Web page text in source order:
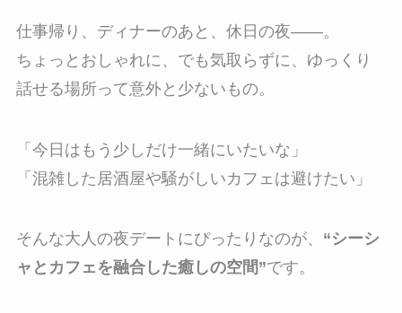
仕事帰り、ディナーのあと、休日の夜——。
ちょっとおしゃれに、でも気取らずに、ゆっくり
話せる場所って意外と少ないもの。
「今日はもう少しだけ一緒にいたいな」
「混雑した居酒屋や騒がしいカフェは避けたい」
そんな大人の夜デートにぴったりなのが、 “シーシ
ャとカフェを融合した癒しの空間”です。